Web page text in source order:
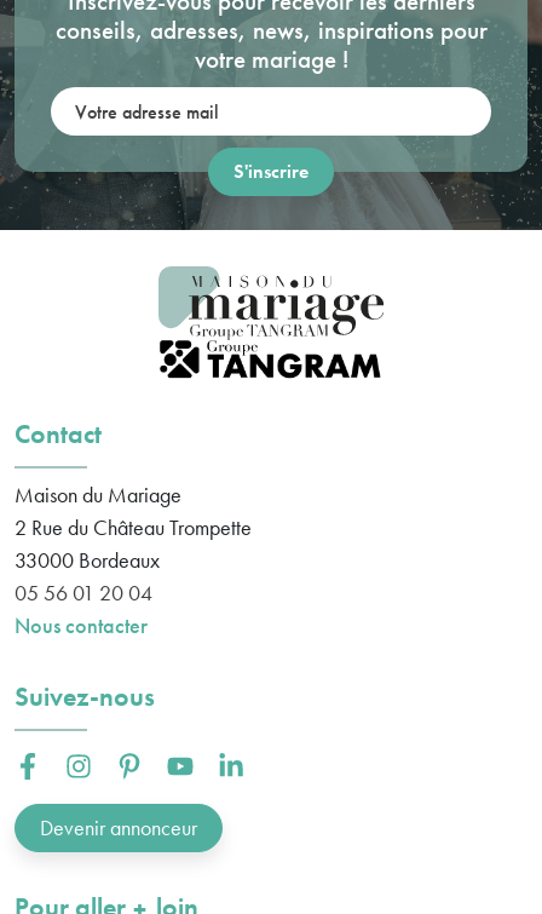
conseils, adresses, news, inspirations pour
votre mariage !
Contact
Maison du Mariage
2 Rue du Château Trompette
33000 Bordeaux
05 56 01 20 04
Nous contacter
Suivez-nous
Facebook :Instagram :Pinterest :Youtube :Linkedin :
Devenir annonceur
plus